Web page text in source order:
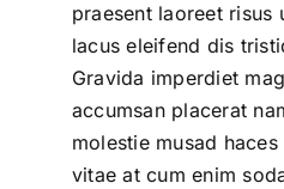
praesent laoreet risus
lacus eleifend dis
Gravida imperdiet
accumsan placerat
molestie musad
vitae at cum enim